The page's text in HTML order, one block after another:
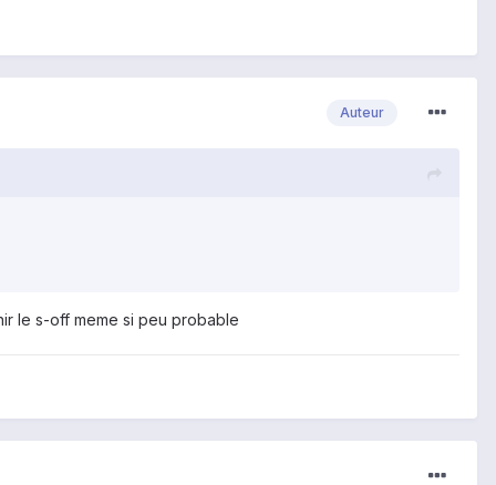
Auteur
le s-off meme si peu probable